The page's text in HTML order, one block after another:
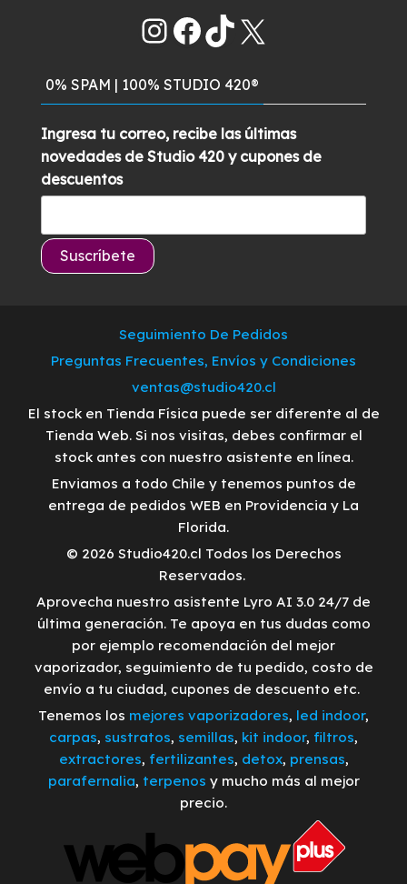
$269.900. $229.900.
Instagram
Facebook
TikTok
X
0% SPAM | 100% STUDIO 420®
Ingresa tu correo, recibe las últimas
novedades de Studio 420 y cupones de
descuentos
Seguimiento De Pedidos
Preguntas Frecuentes, Envíos y Condiciones
ventas@studio420.cl
El stock en Tienda Física puede ser diferente al de
Tienda Web. Si nos visitas, debes confirmar el
stock antes con nuestro asistente en línea.
Enviamos a todo Chile y tenemos puntos de
entrega de pedidos WEB en Providencia y La
Florida.
© 2026 Studio420.cl Todos los Derechos
Reservados.
Aprovecha nuestro asistente Lyro AI 3.0 24/7 de
última generación. Te apoya en tus dudas como
por ejemplo recomendación del mejor
vaporizador, seguimiento de tu pedido, costo de
envío a tu ciudad, cupones de descuento etc.
Tenemos los mejores vaporizadores, led indoor,
carpas, sustratos, semillas, kit indoor, filtros,
extractores, fertilizantes, detox, prensas,
parafernalia, terpenos y mucho más al mejor
precio.